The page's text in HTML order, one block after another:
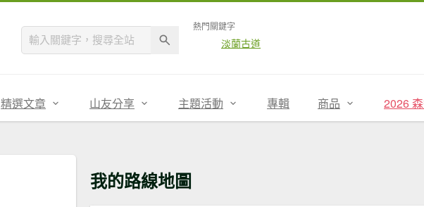
熱門關鍵字
淡蘭古道
精選文章 山友分享 主題活動 專輯 商品 2026
我的路線地圖